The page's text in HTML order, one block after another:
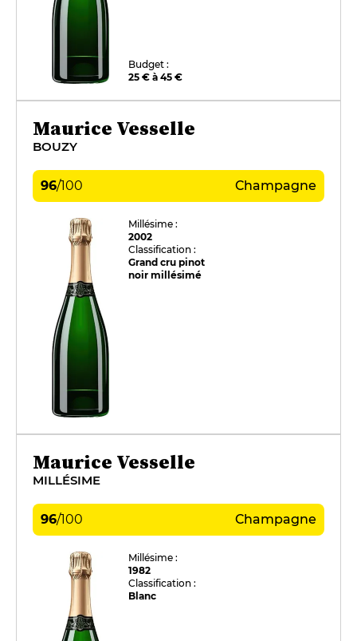
Budget :
25 € à 45 €
Maurice Vesselle
BOUZY
96/100 Champagne
Millésime :
2002
Classification :
Grand cru pinot
noir millésimé
Maurice Vesselle
MILLÉSIME
96/100 Champagne
Millésime :
1982
Classification :
Blanc